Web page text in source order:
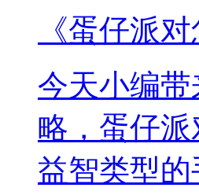
《蛋仔派
今天小编
略，蛋仔
益智类型